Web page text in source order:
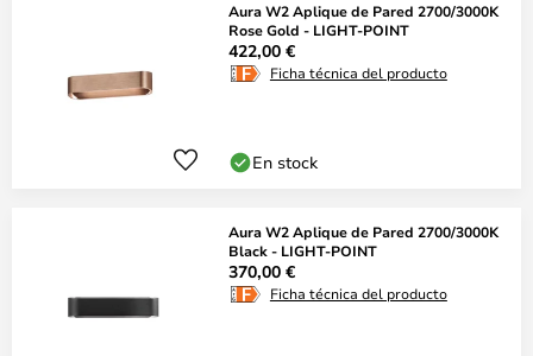
Aura W2 Aplique de Pared 2700/3000K
Rose Gold - LIGHT-POINT
422,00 €
Ficha técnica del producto
En stock
Aura W2 Aplique de Pared 2700/3000K
Black - LIGHT-POINT
370,00 €
Ficha técnica del producto